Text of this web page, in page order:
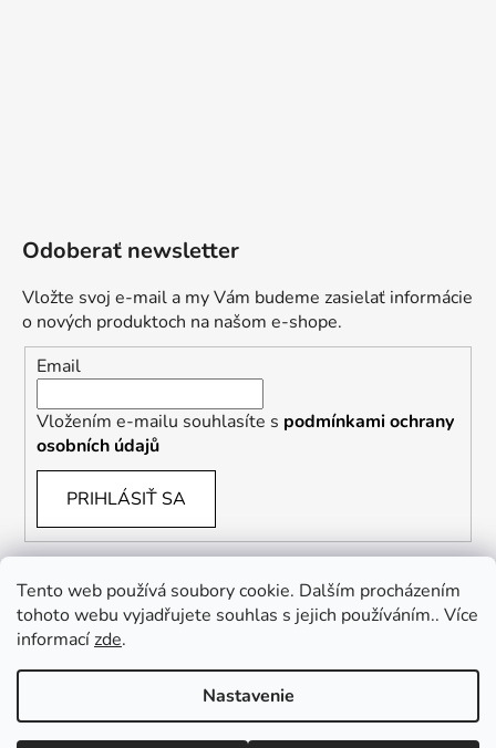
Tento web používá soubory cookie. Dalším procházením
tohoto webu vyjadřujete souhlas s jejich používáním.. Více
informacízde.
Nastavenie
Odoberať newsletter
Vložte svoj e-mail a my Vám budeme zasielať informácie
o nových produktoch na našom e-shope.
Email
Vložením e-mailu souhlasíte s podmínkami ochrany
osobních údajů
PRIHLÁSIŤ SA
Vrácení zboží a reklamace Kontaktní formulář